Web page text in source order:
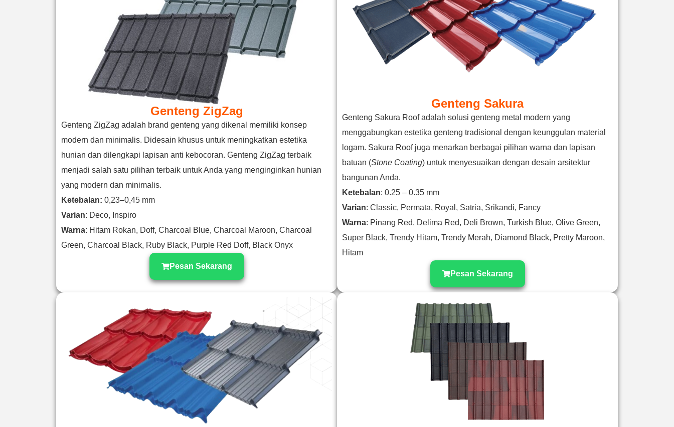
Genteng ZigZag
Genteng ZigZag adalah brand genteng yang dikenal memiliki konsep
modern dan minimalis. Didesain khusus untuk meningkatkan estetika
hunian dan dilengkapi lapisan anti kebocoran. Genteng ZigZag terbaik
menjadi salah satu pilihan terbaik untuk Anda yang menginginkan hunian
yang modern dan minimalis.
Ketebalan: 0,23–0,45 mm
Varian: Deco, Inspiro
Warna: Hitam Rokan, Doff, Charcoal Blue, Charcoal Maroon, Charcoal
Green, Charcoal Black, Ruby Black, Purple Red Doff, Black Onyx
Pesan Sekarang
Genteng Sakura
Genteng Sakura Roof adalah solusi genteng metal modern yang
menggabungkan estetika genteng tradisional dengan keunggulan material
logam. Sakura Roof juga menarkan berbagai pilihan warna dan lapisan
batuan (Stone Coating) untuk menyesuaikan dengan desain arsitektur
bangunan Anda.
Ketebalan: 0.25 – 0.35 mm
Varian: Classic, Permata, Royal, Satria, Srikandi, Fancy
Warna: Pinang Red, Delima Red, Deli Brown, Turkish Blue, Olive Green,
Super Black, Trendy Hitam, Trendy Merah, Diamond Black, Pretty Maroon,
Hitam
Pesan Sekarang